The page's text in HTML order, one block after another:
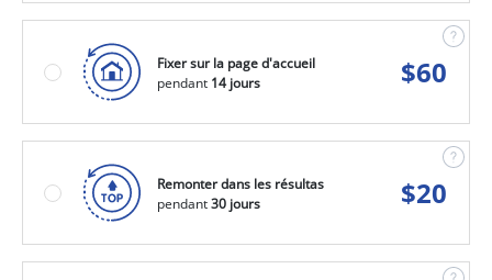
Fixer sur la page d'accueil
pendant 14 jours $60
Remonter dans les résultas
pendant30 jours $20